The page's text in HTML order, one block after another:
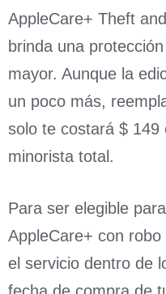
AppleCare+ Theft
brinda una
mayor. Aunque la
un poco más,
solo te costará $ 149
minorista total.
Para ser elegible
AppleCare+ con
el servicio dentro de